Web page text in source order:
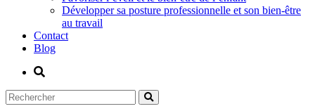
Développer sa posture professionnelle et son bien-être
au travail
Contact
Blog